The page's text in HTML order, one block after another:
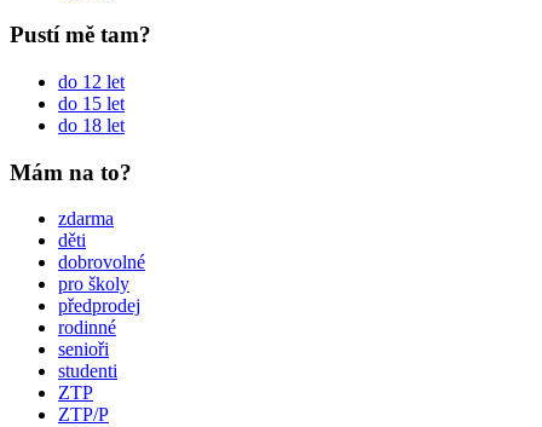
Pustí mě tam?
do 12 let
do 15 let
do 18 let
Mám na to?
zdarma
děti
dobrovolné
pro školy
předprodej
rodinné
senioři
studenti
ZTP
ZTP/P